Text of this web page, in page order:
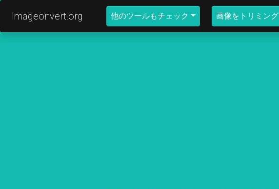
Imageonvert.org 他のツールもチェック 画像をトリミング